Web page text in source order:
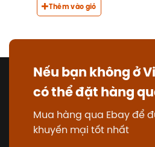
Thêm vào giỏ
Nếu bạn không ở
có thể đặt hàng
Mua hàng qua Ebay để
khuyến mại tốt nhất